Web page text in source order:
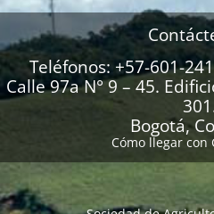
Teléfonos: +57-601-
Calle 97a N° 9 – 45.
Bogotá,
Cómo llegar con